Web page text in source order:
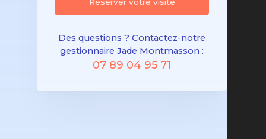
Réserver votre visite
Des questions ? Contactez-notre
gestionnaire Jade Montmasson :
07 89 04 95 71